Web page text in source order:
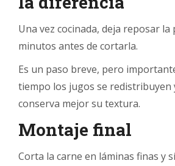
Una vez cocinada, deja reposar la
minutos antes de cortarla.
Es un paso breve, pero
tiempo los jugos se redistribuyen
conserva mejor su textura.
Montaje final
Corta la carne en láminas finas y